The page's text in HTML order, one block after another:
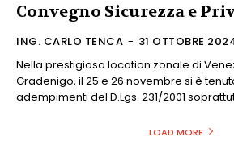
Convegno Sicurezza e
ING. CARLO TENCA - 31 OTTOBRE
Nella prestigiosa location zonale di
Gradenigo, il 25 e 26 novembre si è
adempimenti del D.Lgs. 231/2001
LOAD MORE